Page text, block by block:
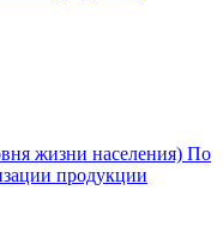
жизни населения) По
продукции